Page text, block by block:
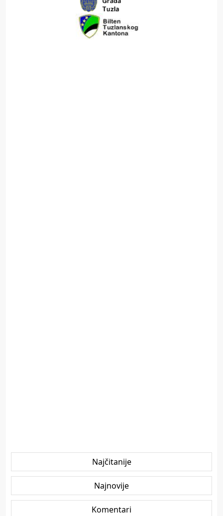
Najčitanije
Najnovije
Komentari